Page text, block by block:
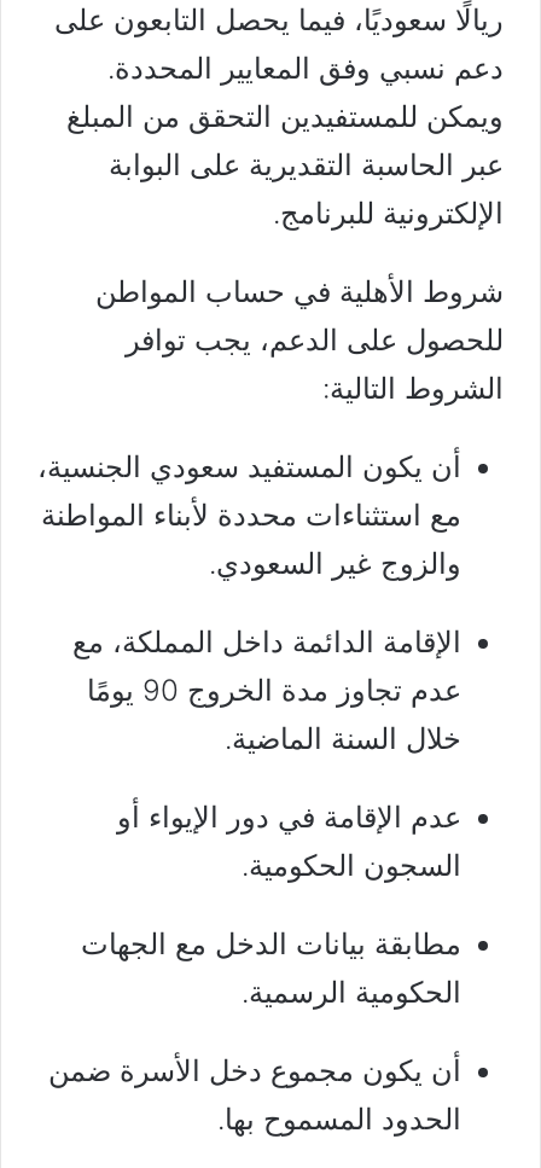
ريالًا سعوديًا، فيما يحصل التابعون على
دعم نسبي وفق المعايير المحددة.
ويمكن للمستفيدين التحقق من المبلغ
عبر الحاسبة التقديرية على البوابة
الإلكترونية للبرنامج.
شروط الأهلية في حساب المواطن
للحصول على الدعم، يجب توافر
الشروط التالية:
أن يكون المستفيد سعودي الجنسية،
مع استثناءات محددة لأبناء المواطنة
والزوج غير السعودي.
الإقامة الدائمة داخل المملكة، مع
عدم تجاوز مدة الخروج 90 يومًا
خلال السنة الماضية.
عدم الإقامة في دور الإيواء أو
السجون الحكومية.
مطابقة بيانات الدخل مع الجهات
الحكومية الرسمية.
أن يكون مجموع دخل الأسرة ضمن
الحدود المسموح بها.